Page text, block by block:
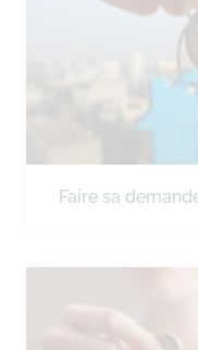
Faire sa